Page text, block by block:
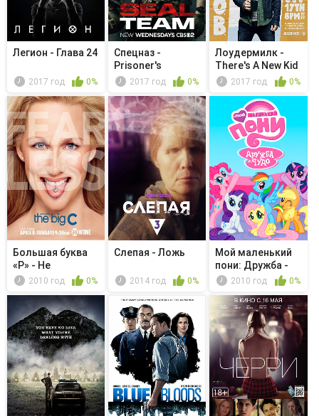
Легион - Глава 24
2017 год 0%
Спецназ -
Prisoner's
Dilemma
2017 год 0%
Лоудермилк -
There's A New Kid
in Town
2017 год 0%
Большая буква
«Р» - Не
заберешь с
2010 год 0%
Слепая - Ложь
2014 год 0%
Мой маленький
пони: Дружба -
это чудо...
2010 год 0%